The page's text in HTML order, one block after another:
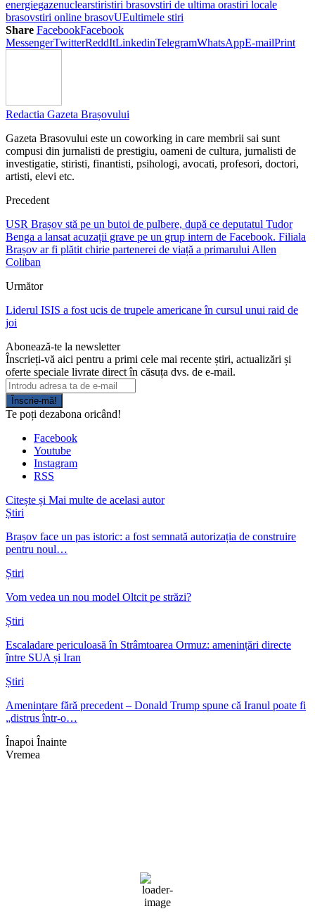
energiegazenuclearstiristiri brasovstiri de ultima orastiri locale
brasovstiri online brasovUEultimele stiri
Share FacebookFacebook
MessengerTwitterReddItLinkedinTelegramWhatsAppE-mailPrint
Redactia Gazeta Brașovului
Gazeta Brasovului este un coworking in care membrii sai sunt
compusi din jurnalisti de prestigiu, oameni de cultura, jurnalisti de
investigatie, stiristi, finantisti, psihologi, avocati, profesori, doctori,
artisti, elevi etc.
Precedent
USR Brașov stă pe un butoi de pulbere, după ce deputatul Tudor
Benga a lansat acuzații grave pe un grup intern de Facebook. Filiala
Brașov ar fi plătit chirie partenerei de viață a primarului Allen
Coliban
Următor
Liderul ISIS a fost ucis de trupele americane în cursul unui raid de
joi
Abonează-te la newsletter
Înscrieți-vă aici pentru a primi cele mai recente știri, actualizări și
oferte speciale livrate direct în căsuța dvs. de e-mail.
Înscrie-mă!
Te poți dezabona oricând!
Facebook
Youtube
Instagram
RSS
Citește și Mai multe de acelasi autor
Știri
Brașov face un pas istoric: a fost semnată autorizația de construire
pentru noul…
Știri
Vom vedea un nou model Oltcit pe străzi?
Știri
Escaladare periculoasă în Strâmtoarea Ormuz: amenințări directe
între SUA și Iran
Știri
Amenințare fără precedent – Donald Trump spune că Iranul poate fi
„distrus într-o…
Înapoi Înainte
Vremea
27 %
1017 mb
5 mph
Rafală vânturi: